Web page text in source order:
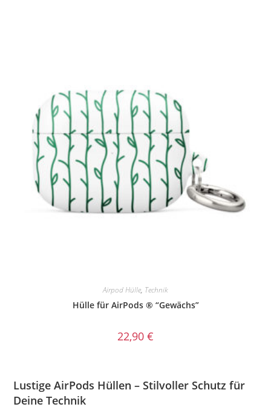
Airpod Hülle, Technik
Hülle für AirPods ® “Gewächs”
22,90 €
Lustige AirPods Hüllen – Stilvoller Schutz für
Deine Technik